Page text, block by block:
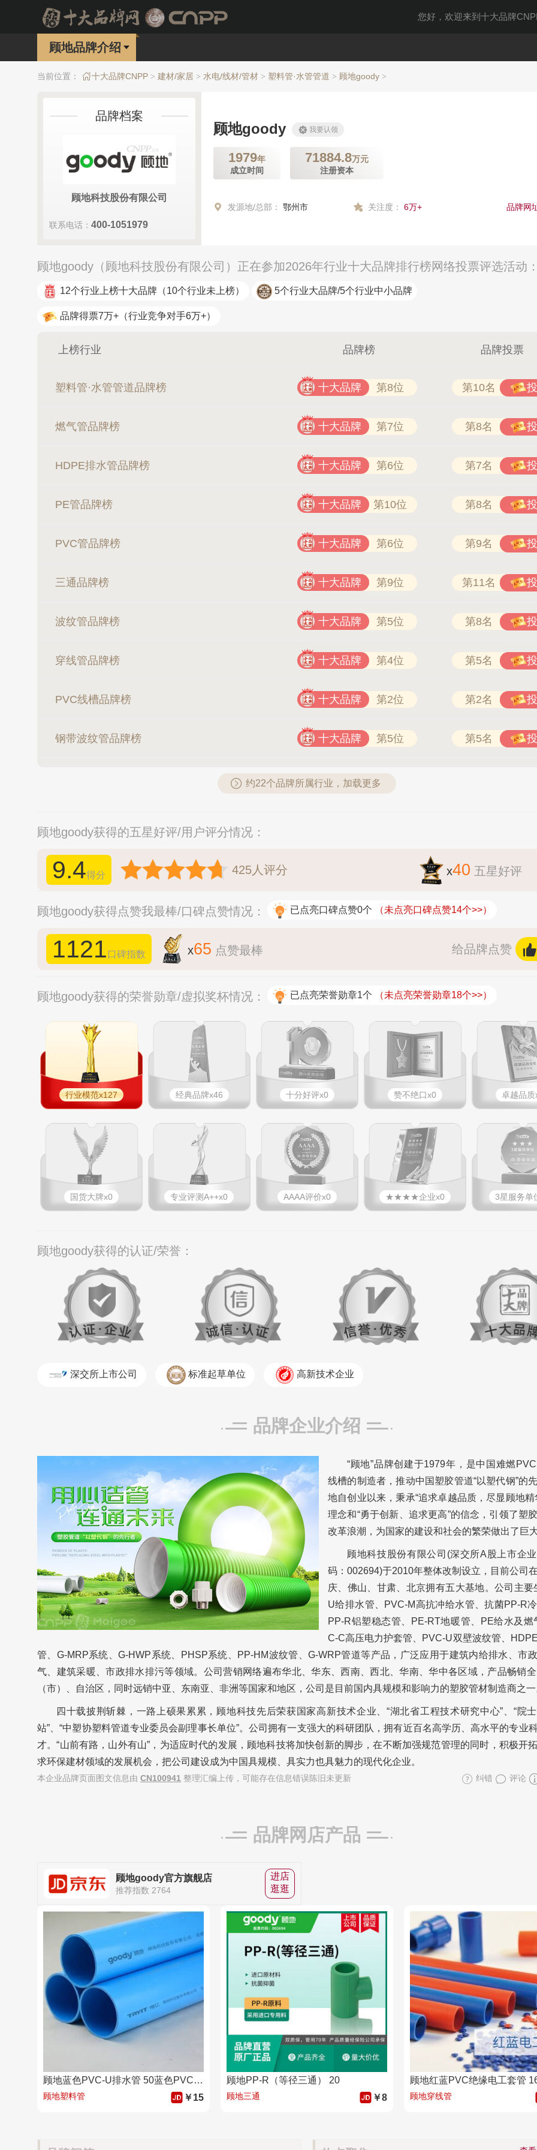
您好，欢迎来到十大品牌
顾地品牌介绍
当前位置： 十大品牌CNPP > 建材/家居 > 水电/线材/管材 > 塑料管·水管管道 > 顾地goody >
品牌档案
顾地科技股份有限公司
联系电话： 400-1051979
顾地goody 我要认领
1979年
成立时间
71884.8万元
注册资本
发源地/总部： 鄂州市 关注度： 6万+ 品牌网
顾地goody（顾地科技股份有限公司）正在参加2026年行业十大品牌排行榜网络投票评选活动
12个行业上榜十大品牌 （10个行业未上榜） 5个行业大品牌/5个行业中小品牌
品牌得票7万+ （行业竞争对手6万+）
上榜行业 品牌榜 品牌投票
塑料管·水管管道品牌榜 十大品牌 第8位 第10名
燃气管品牌榜 十大品牌 第7位 第8名
HDPE排水管品牌榜 十大品牌 第6位 第7名
PE管品牌榜 十大品牌 第10位 第8名
PVC管品牌榜 十大品牌 第6位 第9名
三通品牌榜 十大品牌 第9位 第11名
波纹管品牌榜 十大品牌 第5位 第8名
穿线管品牌榜 十大品牌 第4位 第5名
PVC线槽品牌榜 十大品牌 第2位 第2名
钢带波纹管品牌榜 十大品牌 第5位 第5名
约22个品牌所属行业，加载更多
顾地goody获得的五星好评/用户评分情况：
9.4得分 425人评分 x40 五星好评
顾地goody获得点赞我最棒/口碑点赞情况： 已点亮口碑点赞0个 （未点亮口碑点赞14个>>）
1121口碑指数 x65 点赞最棒 给品牌点赞
顾地goody获得的荣誉勋章/虚拟奖杯情况： 已点亮荣誉勋章1个 （未点亮荣誉勋章18个>>）
行业模范x127 经典品牌x46 十分好评x0 赞不绝口x0 卓越品质
国货大牌x0 专业​评测A++x0 AAAA评价x0 ★★★★企业x0 3星服务单
顾地goody获得的认证/荣誉：
深交所上市公司 标准起草单位 高新技术企业
品牌企业介绍
“顾地”品牌创建于1979年，是中国难燃
线槽的制造者，推动中国塑胶管道“以塑代钢”的
地自创业以来，秉承“追求卓越品质，尽显顾地精
理念和“勇于创新、追求更高”的信念，引领了塑
改革浪潮，为国家的建设和社会的繁荣做出了巨
顾地科技股份有限公司(深交所A股上市企
码：002694)于2010年整体改制设立，目前公司
庆、佛山、甘肃、北京拥有五大基地。公司主要
U给排水管、PVC-M高抗冲给水管、抗菌PP-R
PP-R铝塑稳态管、PE-RT地暖管、PE给水及燃
C-C高压电力护套管、PVC-U双壁波纹管、
管、G-MRP系统、G-HWP系统、PHSP系统、PP-HM波纹管、G-WRP管道等产品，广泛应用于建筑内给排水、市
气、建筑采暖、市政排水排污等领域。公司营销网络遍布华北、华东、西南、西北、华南、华中各区域，产品畅销
（市）、自治区，同时远销中亚、东南亚、非洲等国家和地区，公司是目前国内具规模和影响力的塑胶管材制造商之
四十载披荆斩棘，一路上硕果累累，顾地科技先后荣获国家高新技术企业、“湖北省工程技术研究中心”、“院
站”、“中塑协塑料管道专业委员会副理事长单位”。公司拥有一支强大的科研团队，拥有近百名高学历、高水平的专业
才。“山前有路，山外有山”，为适应时代的发展，顾地科技将加快创新的脚步，在不断加强规范管理的同时，积极开
求环保建材领域的发展机会，把公司建设成为中国具规模、具实力也具魅力的现代化企业。
本企业品牌页面图文信息由 CN100941 整理汇编上传，可能存在信息错误陈旧未更新 纠错 评论
品牌网店产品
顾地goody官方旗舰店
推荐指数 2764
进店
逛逛
顾地蓝色PVC-U排水管 50蓝色PVC-U排水管3米一根
顾地塑料管 ￥15
顾地PP-R（等径三通） 20
顾地三通 ￥8 顾地穿线管
索邦管Suban 021-5718000